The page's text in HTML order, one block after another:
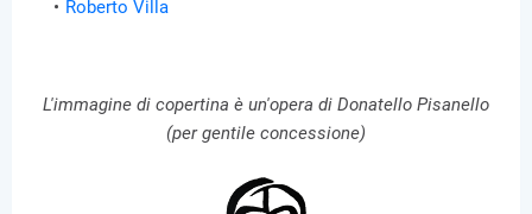
Roberto Villa
L'immagine di copertina è un'opera di Donatello Pisanello
(per gentile concessione)